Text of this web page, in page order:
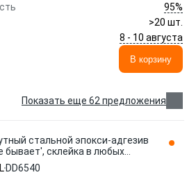
95%
>20 шт.
8 - 10 августа
В корзину
Показать еще 62 предложения
стальной эпокси-адгезив
бывает', склейка в любых
DD6540 DONE DEAL
DD6540